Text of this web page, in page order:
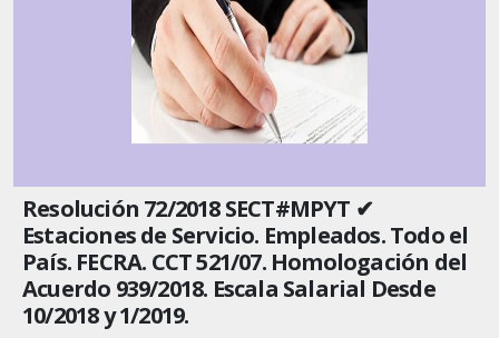
Resolución 72/2018 SECT#MPYT ✔
Estaciones de Servicio. Empleados. Todo el
País. FECRA. CCT 521/07. Homologación del
Acuerdo 939/2018. Escala Salarial Desde
10/2018 y 1/2019.